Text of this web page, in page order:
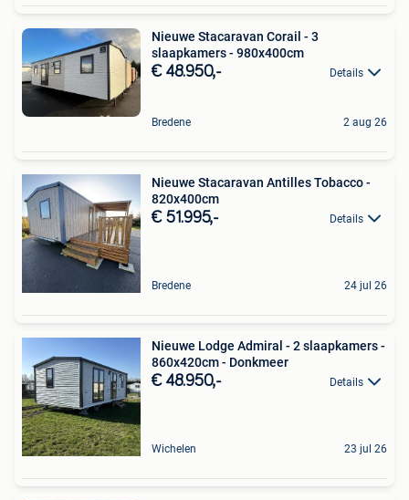
Nieuwe Stacaravan Corail - 3
slaapkamers - 980x400cm
€ 48.950,- Details
Bredene 2 aug 26
Nieuwe Stacaravan Antilles Tobacco -
820x400cm
€ 51.995,- Details
Bredene 24 jul 26
Nieuwe Lodge Admiral - 2 slaapkamers -
860x420cm - Donkmeer
€ 48.950,- Details
Wichelen 23 jul 26